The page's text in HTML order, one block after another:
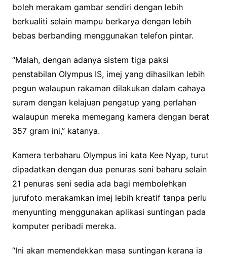
boleh merakam gambar sendiri dengan lebih
berkualiti selain mampu berkarya dengan lebih
bebas berbanding menggunakan telefon pintar.
“Malah, dengan adanya sistem tiga paksi
penstabilan Olympus IS, imej yang dihasilkan lebih
pegun walaupun rakaman dilakukan dalam cahaya
suram dengan kelajuan pengatup yang perlahan
walaupun mereka memegang kamera dengan berat
357 gram ini,” katanya.
Kamera terbaharu Olympus ini kata Kee Nyap, turut
dipadatkan dengan dua penuras seni baharu selain
21 penuras seni sedia ada bagi membolehkan
jurufoto merakamkan imej lebih kreatif tanpa perlu
menyunting menggunakan aplikasi suntingan pada
komputer peribadi mereka.
“Ini akan memendekkan masa suntingan kerana ia